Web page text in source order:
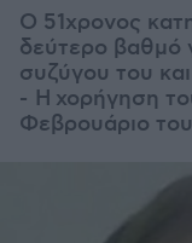
Ο 51χρονος
δεύτερο βαθμό
συζύγου του
- Η χορήγηση
Φεβρουάριο